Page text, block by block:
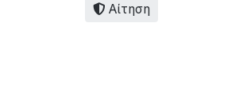
Αίτηση